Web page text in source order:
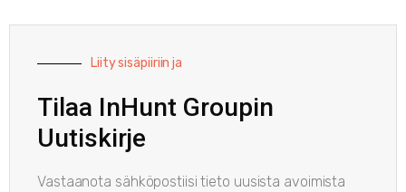
Liity sisäpiiriin ja
Tilaa InHunt Groupin
Uutiskirje
Vastaanota sähköpostiisi tieto uusista avoimista